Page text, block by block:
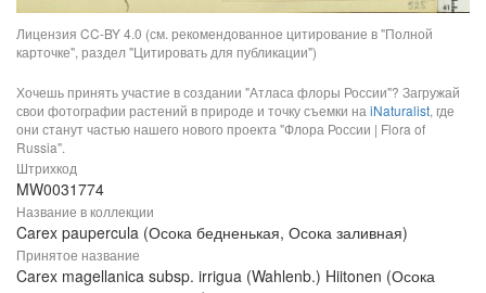
Лицензия CC-BY 4.0 (см. рекомендованное цитирование в "Полной
карточке", раздел "Цитировать для публикации")
Хочешь принять участие в создании "Атласа флоры России"? Загружай
свои фотографии растений в природе и точку съемки на iNaturalist, где
они станут частью нашего нового проекта "Флора России | Flora of
Russia".
Штрихкод
MW0031774
Название в коллекции
Carex paupercula (Осока бедненькая, Осока заливная)
Принятое название
Carex magellanica subsp. irrigua (Wahlenb.) Hiitonen (Осока